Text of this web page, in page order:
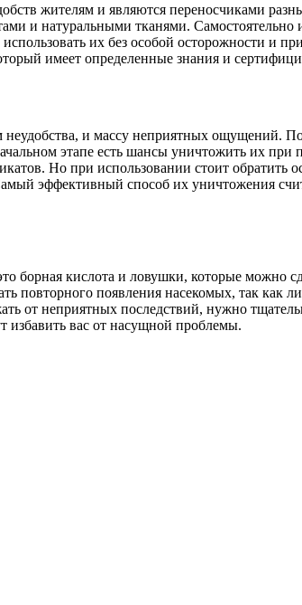
жителям и являются переносчиками
и натуральными тканями. Самостоятельно
их без особой осторожности и при
имеет определенные знания и
и массу неприятных ощущений.
этапе есть шансы уничтожить их
Но при использовании стоит обратить
эффективный способ их уничтожения
борная кислота и ловушки, которые можно
повторного появления насекомых, так как
от неприятных последствий, нужно
избавить вас от насущной проблемы.